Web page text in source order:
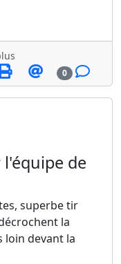
0
l'équipe de
superbe tir
la
loin devant la